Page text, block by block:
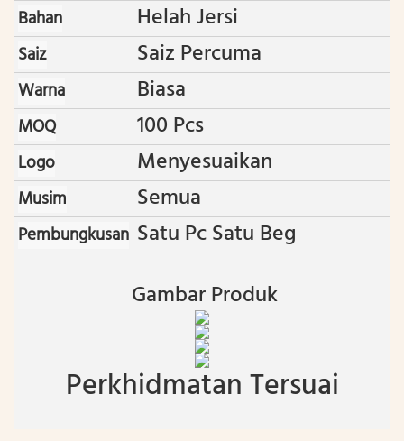
Bahan Helah Jersi
Saiz Saiz Percuma
Warna Biasa
MOQ 100 Pcs
Logo Menyesuaikan
Musim Semua
Pembungkusan Satu Pc Satu Beg
Gambar Produk
Perkhidmatan Tersuai